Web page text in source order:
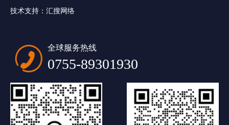
技术支持： 汇搜网络
全球服务热线
0755-89301930